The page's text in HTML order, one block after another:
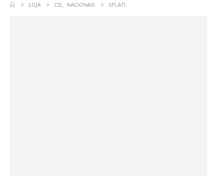
LOJA CD NACIONAIS SPLAT!